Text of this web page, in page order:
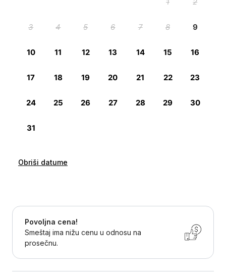
Obriši datume
Povoljna cena!
Smeštaj ima nižu cenu u odnosu na
prosečnu.